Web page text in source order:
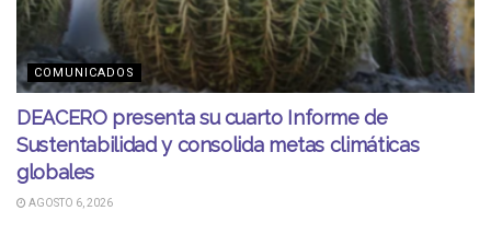
COMUNICADOS
DEACERO presenta su cuarto Informe de
Sustentabilidad y consolida metas climáticas
globales
AGOSTO 6, 2026